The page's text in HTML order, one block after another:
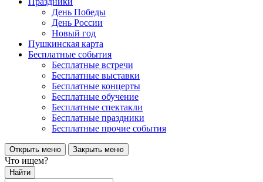
День Победы
День России
Новый год
Пушкинская карта
Бесплатные события
Бесплатные встречи
Бесплатные выставки
Бесплатные концерты
Бесплатные обучение
Бесплатные спектакли
Бесплатные праздники
Бесплатные прочие события
Открыть меню Закрыть меню
Что ищем?
Найти